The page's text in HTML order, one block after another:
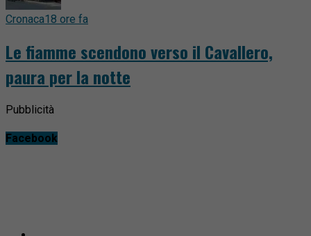
Cronaca18 ore fa
Le fiamme scendono verso il Cavallero,
paura per la notte
Pubblicità
Facebook